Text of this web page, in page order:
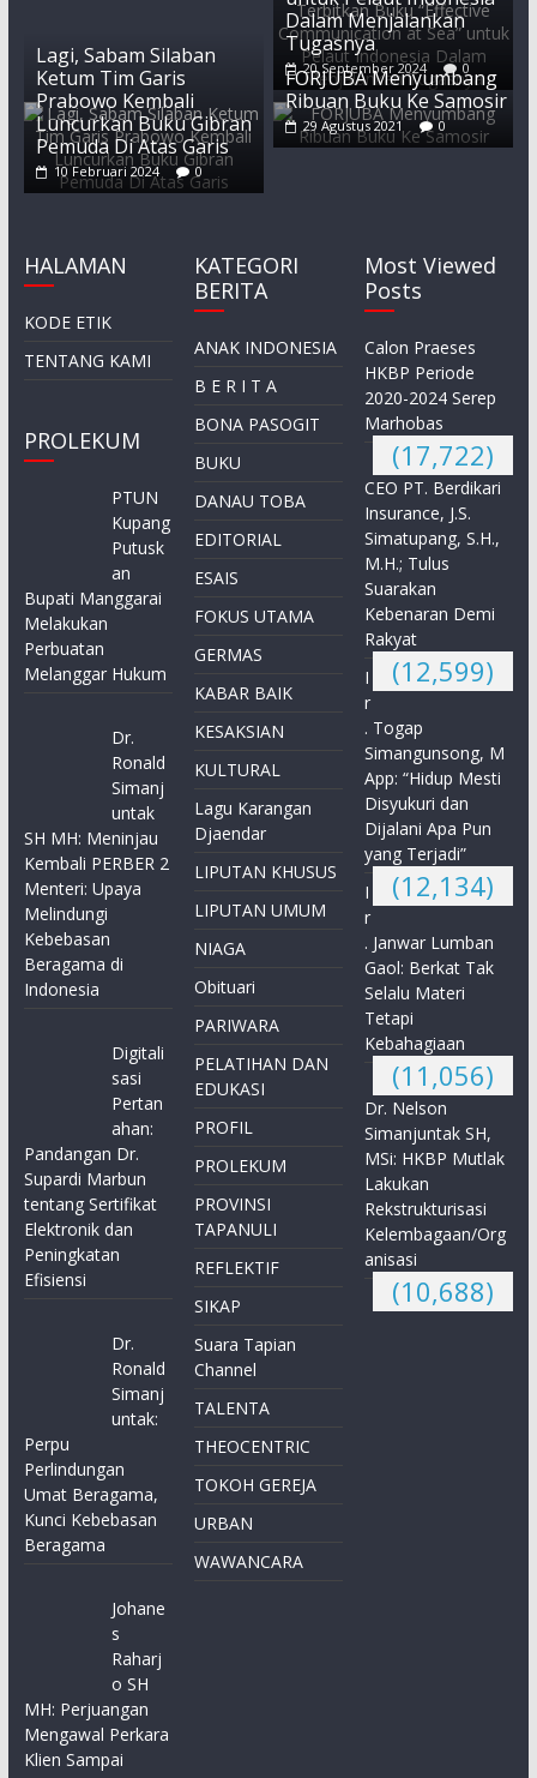
Dalam Menjalankan
Tugasnya
20 September 2024 0
Lagi, Sabam Silaban
Ketum Tim Garis
Prabowo Kembali
Luncurkan Buku Gibran
Pemuda Di Atas Garis
10 Februari 2024 0
FORJUBA Menyumbang
Ribuan Buku Ke Samosir
29 Agustus 2021 0
HALAMAN
KODE ETIK
TENTANG KAMI
PROLEKUM
PTUN
Kupang
Putusk
an
Bupati Manggarai
Melakukan
Perbuatan
Melanggar Hukum
Dr.
Ronald
Simanj
untak
SH MH: Meninjau
Kembali PERBER 2
Menteri: Upaya
Melindungi
Kebebasan
Beragama di
Indonesia
Digitali
sasi
Pertan
ahan:
Pandangan Dr.
Supardi Marbun
tentang Sertifikat
Elektronik dan
Peningkatan
Efisiensi
Dr.
Ronald
Simanj
untak:
Perpu
Perlindungan
Umat Beragama,
Kunci Kebebasan
Beragama
Johane
s
Raharj
o SH
MH: Perjuangan
Mengawal Perkara
Klien Sampai
KATEGORI
BERITA
ANAK INDONESIA
B E R I T A
BONA PASOGIT
BUKU
DANAU TOBA
EDITORIAL
ESAIS
FOKUS UTAMA
GERMAS
KABAR BAIK
KESAKSIAN
KULTURAL
Lagu Karangan
Djaendar
LIPUTAN KHUSUS
LIPUTAN UMUM
NIAGA
Obituari
PARIWARA
PELATIHAN DAN
EDUKASI
PROFIL
PROLEKUM
PROVINSI
TAPANULI
REFLEKTIF
SIKAP
Suara Tapian
Channel
TALENTA
THEOCENTRIC
TOKOH GEREJA
URBAN
WAWANCARA
Most Viewed
Posts
Calon Praeses
HKBP Periode
2020-2024 Serep
Marhobas
(17,722)
CEO PT. Berdikari
Insurance, J.S.
Simatupang, S.H.,
M.H.; Tulus
Suarakan
Kebenaran Demi
Rakyat
(12,599)
I
r
. Togap
Simangunsong, M
App: “Hidup Mesti
Disyukuri dan
Dijalani Apa Pun
yang Terjadi”
(12,134)
I
r
. Janwar Lumban
Gaol: Berkat Tak
Selalu Materi
Tetapi
Kebahagiaan
(11,056)
Dr. Nelson
Simanjuntak SH,
MSi: HKBP Mutlak
Lakukan
Rekstrukturisasi
Kelembagaan/Org
anisasi
(10,688)